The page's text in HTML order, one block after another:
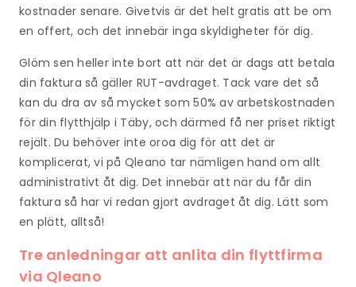
kostnader senare. Givetvis är det helt gratis att be om
en offert, och det innebär inga skyldigheter för dig.
Glöm sen heller inte bort att när det är dags att betala
din faktura så gäller RUT-avdraget. Tack vare det så
kan du dra av så mycket som 50% av arbetskostnaden
för din flytthjälp i Täby, och därmed få ner priset riktigt
rejält. Du behöver inte oroa dig för att det är
komplicerat, vi på Qleano tar nämligen hand om allt
administrativt åt dig. Det innebär att när du får din
faktura så har vi redan gjort avdraget åt dig. Lätt som
en plätt, alltså!
Tre anledningar att anlita din flyttfirma
via Qleano